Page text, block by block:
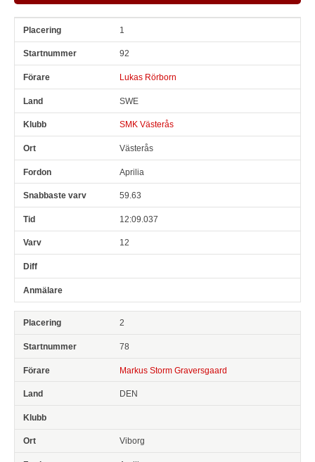
Pl Snr 1
92
Lukas Rörborn
SWE
SMK Västerås
Västerås
Aprilia
59.63
12:09.037
12
2
78
Markus Storm Graversgaard
DEN
Viborg